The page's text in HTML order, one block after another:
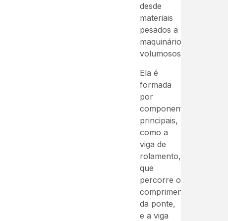
desde
materiais
pesados a
maquinários
volumosos.
Ela é
formada
por
componentes
principais,
como a
viga de
rolamento,
que
percorre o
comprimento
da ponte,
e a viga